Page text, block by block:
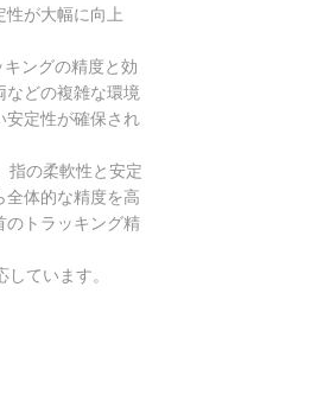
性が大幅に向上
ングの精度と効
などの複雑な環境
安定性が確保され
指の柔軟性と安定
体的な精度を高
のトラッキング精
ています。